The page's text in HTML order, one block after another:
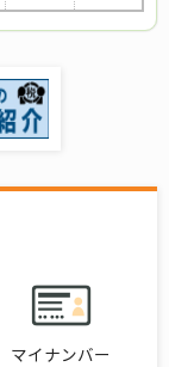
マイナンバー